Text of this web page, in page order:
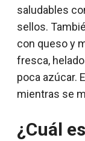
saludables
sellos.
con queso y
fresca,
poca azúcar.
mientras se
¿Cuál